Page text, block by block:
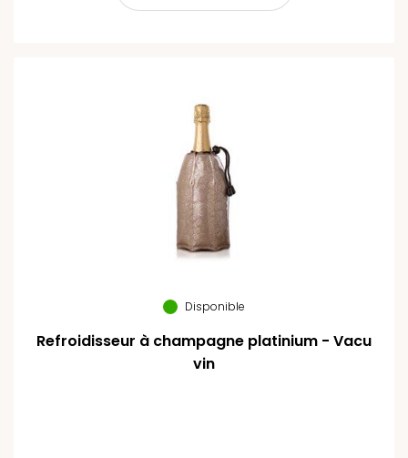
Disponible
Refroidisseur à champagne platinium - Vacu
vin